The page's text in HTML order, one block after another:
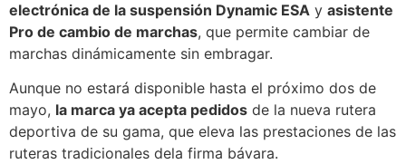
electrónica de la suspensión Dynamic ESA y asistente
Pro de cambio de marchas, que permite cambiar de
marchas dinámicamente sin embragar.
Aunque no estará disponible hasta el próximo dos de
mayo, la marca ya acepta pedidos de la nueva rutera
deportiva de su gama, que eleva las prestaciones de las
ruteras tradicionales dela firma bávara.